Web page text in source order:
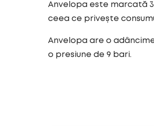
Anvelopa este marcată
ceea ce privește
Anvelopa are o
o presiune de 9 bari.